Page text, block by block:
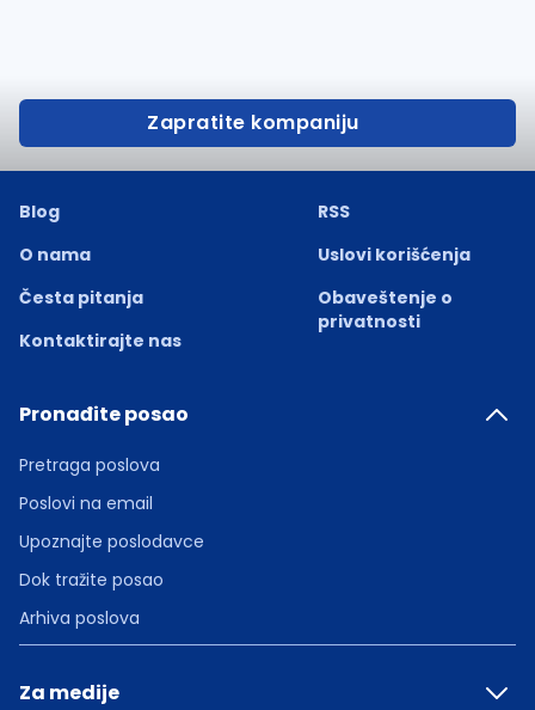
Zapratite kompaniju
Blog
O nama
Česta pitanja
Kontaktirajte nas
RSS
Uslovi korišćenja
Obaveštenje o
privatnosti
Pronađite posao
Pretraga poslova
Poslovi na email
Upoznajte poslodavce
Dok tražite posao
Arhiva poslova
Za medije